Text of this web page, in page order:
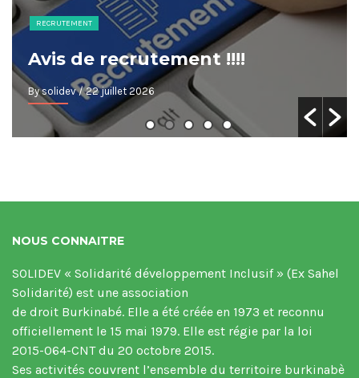
RECRUTEMENT
Avis de recrutement !!!!
By solidev/ 22 juillet 2026
NOUS CONNAITRE
SOLIDEV « Solidarité développement Inclusif » (Ex Sahel
Solidarité) est une association
de droit Burkinabé. Elle a été créée en 1973 et reconnu
officiellement le 15 mai 1979. Elle est régie par la loi
2015-064-CNT du 20 octobre 2015.
Ses activités couvrent l’ensemble du territoire burkinabè